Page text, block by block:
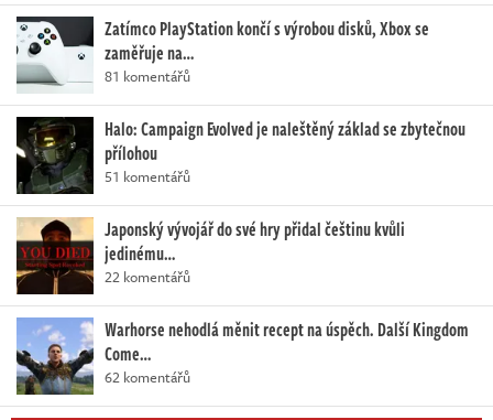
Zatímco PlayStation končí s výrobou disků, Xbox se
zaměřuje na…
81 komentářů
Halo: Campaign Evolved je naleštěný základ se zbytečnou
přílohou
51 komentářů
Japonský vývojář do své hry přidal češtinu kvůli
jedinému…
22 komentářů
Warhorse nehodlá měnit recept na úspěch. Další Kingdom
Come…
62 komentářů